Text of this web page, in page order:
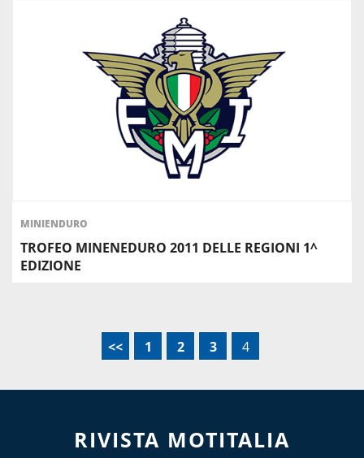
MINIENDURO
TROFEO MINENEDURO 2011 DELLE REGIONI 1^
EDIZIONE
<< 1 2 3 4
RIVISTA MOTITALIA